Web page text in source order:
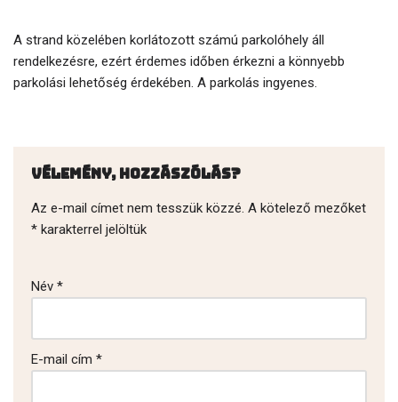
A strand közelében korlátozott számú parkolóhely áll
rendelkezésre, ezért érdemes időben érkezni a könnyebb
parkolási lehetőség érdekében. A parkolás ingyenes.
Vélemény, hozzászólás?
Az e-mail címet nem tesszük közzé. A kötelező mezőket
* karakterrel jelöltük
Név *
E-mail cím *